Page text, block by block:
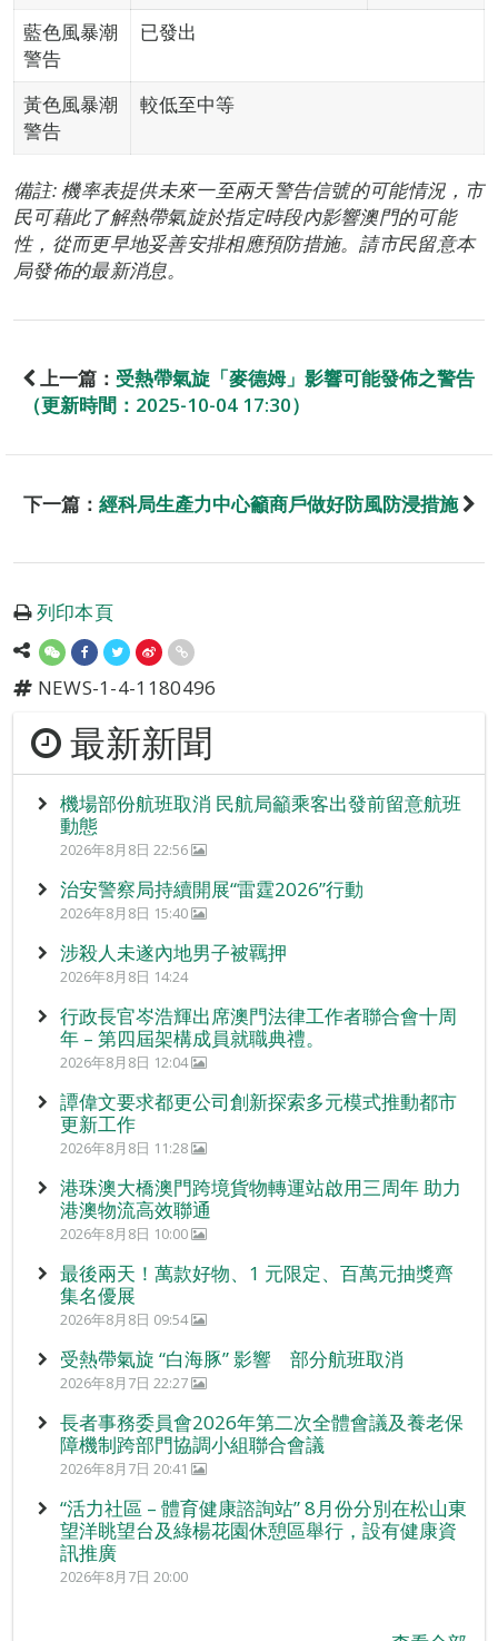
藍色風暴潮
警告
已發出
黃色風暴潮
警告
較低至中等
備註: 機率表提供未來一至兩天警告信號的可能情況，市
民可藉此了解熱帶氣旋於指定時段內影響澳門的可能
性，從而更早地妥善安排相應預防措施。請市民留意本
局發佈的最新消息。
上一篇： 受熱帶氣旋「麥德姆」影響可能發佈之警告
（更新時間：2025-10-04 17:30）
下一篇： 經科局生產力中心籲商戶做好防風防浸措施
列印本頁
NEWS-1-4-1180496
最新新聞
機場部份航班取消 民航局籲乘客出發前留意航班
動態
2026年8月8日 22:56
治安警察局持續開展“雷霆2026”行動
2026年8月8日 15:40
涉殺人未遂內地男子被羈押
2026年8月8日 14:24
行政長官岑浩輝出席澳門法律工作者聯合會十周
年 – 第四屆架構成員就職典禮。
2026年8月8日 12:04
譚偉文要求都更公司創新探索多元模式推動都市
更新工作
2026年8月8日 11:28
港珠澳大橋澳門跨境貨物轉運站啟用三周年 助力
港澳物流高效聯通
2026年8月8日 10:00
最後兩天！萬款好物、1 元限定、百萬元抽獎齊
集名優展
2026年8月8日 09:54
受熱帶氣旋 “白海豚” 影響 部分航班取消
2026年8月7日 22:27
長者事務委員會2026年第二次全體會議及養老保
障機制跨部門協調小組聯合會議
2026年8月7日 20:41
“活力社區 – 體育健康諮詢站” 8月份分別在松山東
望洋眺望台及綠楊花園休憩區舉行，設有健康資
訊推廣
2026年8月7日 20:00